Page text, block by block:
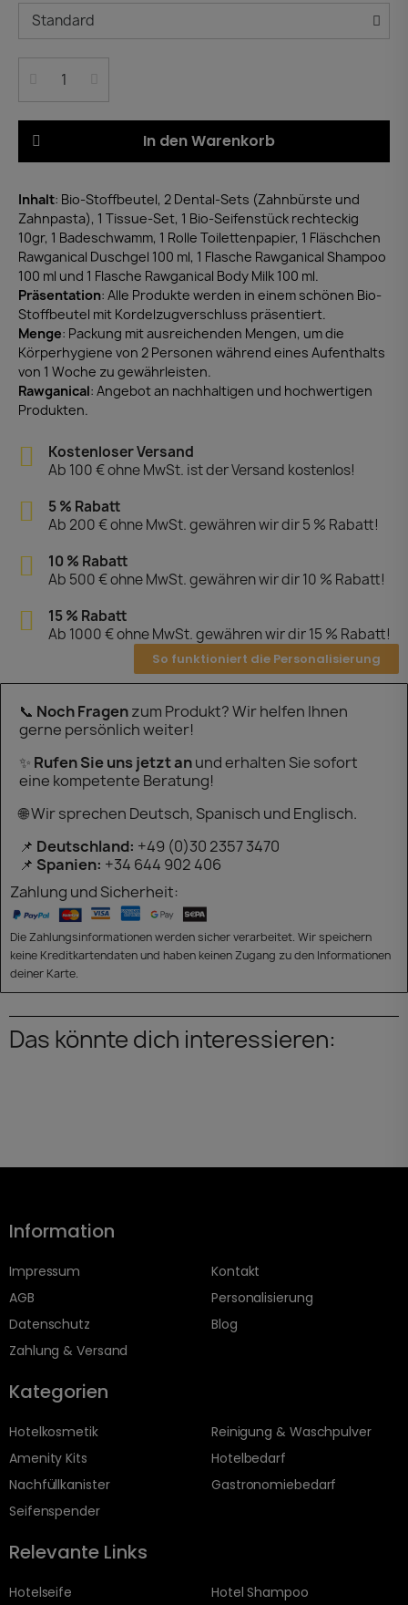
In den Warenkorb
Inhalt: Bio-Stoffbeutel, 2 Dental-Sets (Zahnbürste und
Zahnpasta), 1 Tissue-Set, 1 Bio-Seifenstück rechteckig
10gr, 1 Badeschwamm, 1 Rolle Toilettenpapier, 1 Fläschchen
Rawganical Duschgel 100 ml, 1 Flasche Rawganical Shampoo
100 ml und 1 Flasche Rawganical Body Milk 100 ml.
Präsentation: Alle Produkte werden in einem schönen Bio-
Stoffbeutel mit Kordelzugverschluss präsentiert.
Menge: Packung mit ausreichenden Mengen, um die
Körperhygiene von 2 Personen während eines Aufenthalts
von 1 Woche zu gewährleisten.
Rawganical: Angebot an nachhaltigen und hochwertigen
Produkten.
Kostenloser Versand
Ab 100 € ohne MwSt. ist der Versand kostenlos!
5 % Rabatt
Ab 200 € ohne MwSt. gewähren wir dir 5 % Rabatt!
10 % Rabatt
Ab 500 € ohne MwSt. gewähren wir dir 10 % Rabatt!
15 % Rabatt
Ab 1000 € ohne MwSt. gewähren wir dir 15 % Rabatt!
So funktioniert die Personalisierung
📞 Noch Fragenzum Produkt? Wir helfen Ihnen
gerne persönlich weiter!
✨ Rufen Sie uns jetzt anund erhalten Sie sofort
eine kompetente Beratung!
🌐 Wir sprechen Deutsch, Spanisch und Englisch.
📌 Deutschland: +49 (0)30 2357 3470
📌 Spanien: +34 644 902 406
Zahlung und Sicherheit:
Die Zahlungsinformationen werden sicher verarbeitet. Wir speichern
keine Kreditkartendaten und haben keinen Zugang zu den Informationen
deiner Karte.
Das könnte dich interessieren:
Information
Impressum
AGB
Datenschutz
Zahlung & Versand
Kontakt
Personalisierung
Blog
Kategorien
Hotelkosmetik
Amenity Kits
Nachfüllkanister
Seifenspender
Reinigung & Waschpulver
Hotelbedarf
Gastronomiebedarf
Relevante Links
Hotelseife
Hotel Shampoo